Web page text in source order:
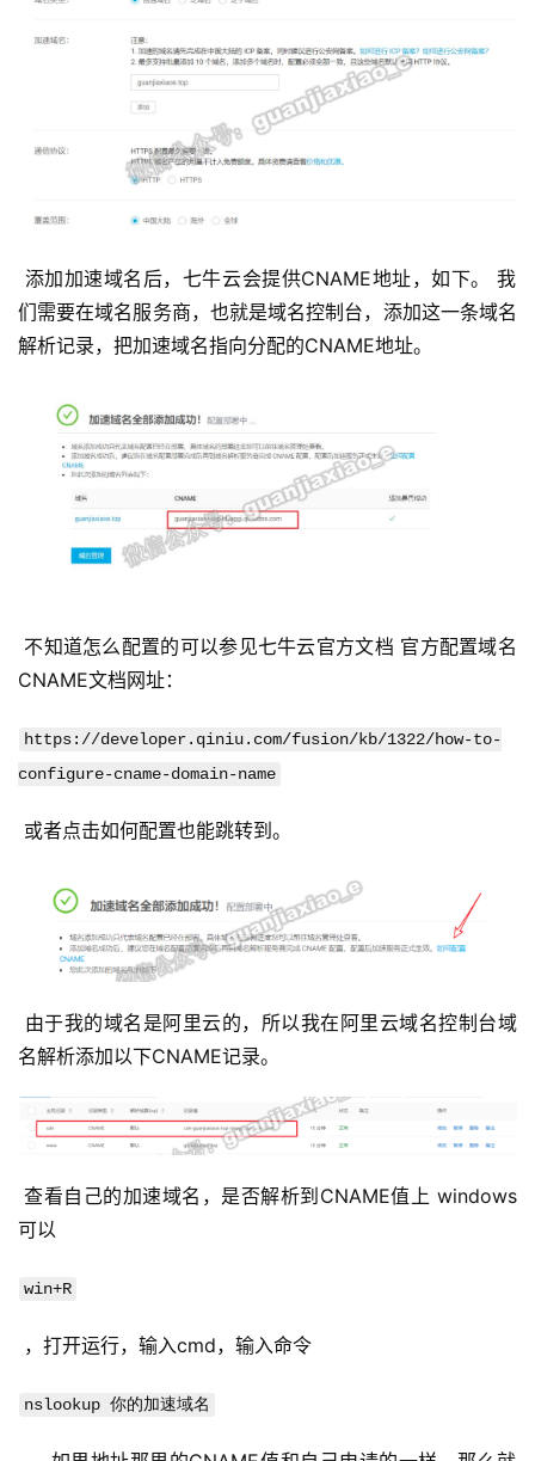
公
告
答
区
速
态
们需要在域名服务商，也就是域名控制台，添加这一条域名
解析记录，把加速域名指向分配的CNAME地址。
CNAME文档网址：
https://developer.qiniu.com/fusion/kb/1322/how-to-
configure-cname-domain-name
或者点击如何配置也能跳转到。
名解析添加以下CNAME记录。
查看自己的加速域名，是否解析到CNAME值上 windows
可以
win+R
，打开运行，输入cmd，输入命令
nslookup 你的加速域名